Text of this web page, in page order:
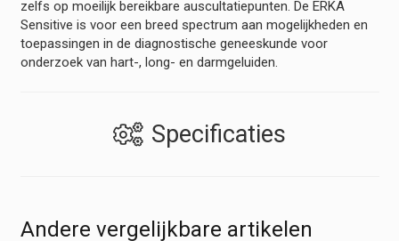
zelfs op moeilijk bereikbare auscultatiepunten. De ERKA
Sensitive is voor een breed spectrum aan mogelijkheden en
toepassingen in de diagnostische geneeskunde voor
onderzoek van hart-, long- en darmgeluiden.
Specificaties
Andere vergelijkbare artikelen